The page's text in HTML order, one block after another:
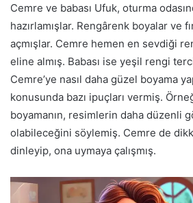
Cemre ve babası Ufuk, oturma
hazırlamışlar. Rengârenk boyalar ve
açmışlar. Cemre hemen en sevdiği
eline almış. Babası ise yeşil rengi
Cemre’ye nasıl daha güzel boyama
konusunda bazı ipuçları vermiş.
boyamanın, resimlerin daha düzenli
olabileceğini söylemiş. Cemre de
dinleyip, ona uymaya çalışmış.